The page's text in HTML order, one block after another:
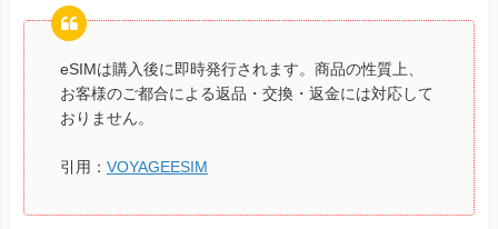
eSIMは購入後に即時発行されます。商品の性質上、
お客様のご都合による返品・交換・返金には対応して
おりません。
引用： VOYAGEESIM